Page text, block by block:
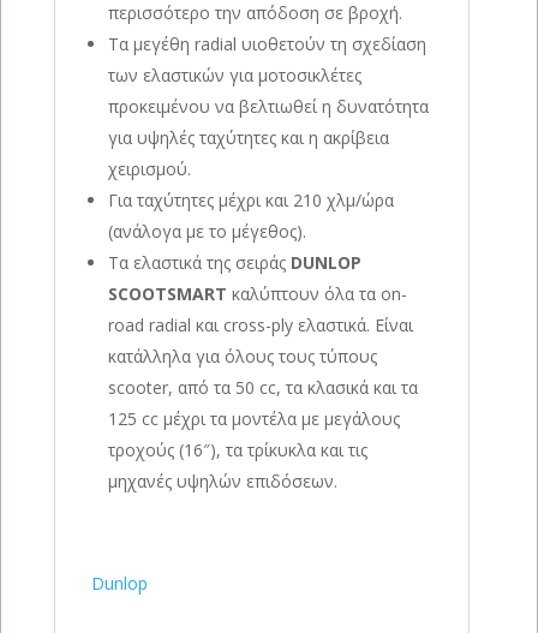
περισσότερο την απόδοση σε βροχή.
Τα μεγέθη radial υιοθετούν τη σχεδίαση
των ελαστικών για μοτοσικλέτες
προκειμένου να βελτιωθεί η δυνατότητα
για υψηλές ταχύτητες και η ακρίβεια
χειρισμού.
Για ταχύτητες μέχρι και 210 χλμ/ώρα
(ανάλογα με το μέγεθος).
Τα ελαστικά της σειράς DUNLOP
SCOOTSMART καλύπτουν όλα τα on-
road radial και cross-ply ελαστικά. Είναι
κατάλληλα για όλους τους τύπους
scooter, από τα 50 cc, τα κλασικά και τα
125 cc μέχρι τα μοντέλα με μεγάλους
τροχούς (16″), τα τρίκυκλα και τις
μηχανές υψηλών επιδόσεων.
Dunlop